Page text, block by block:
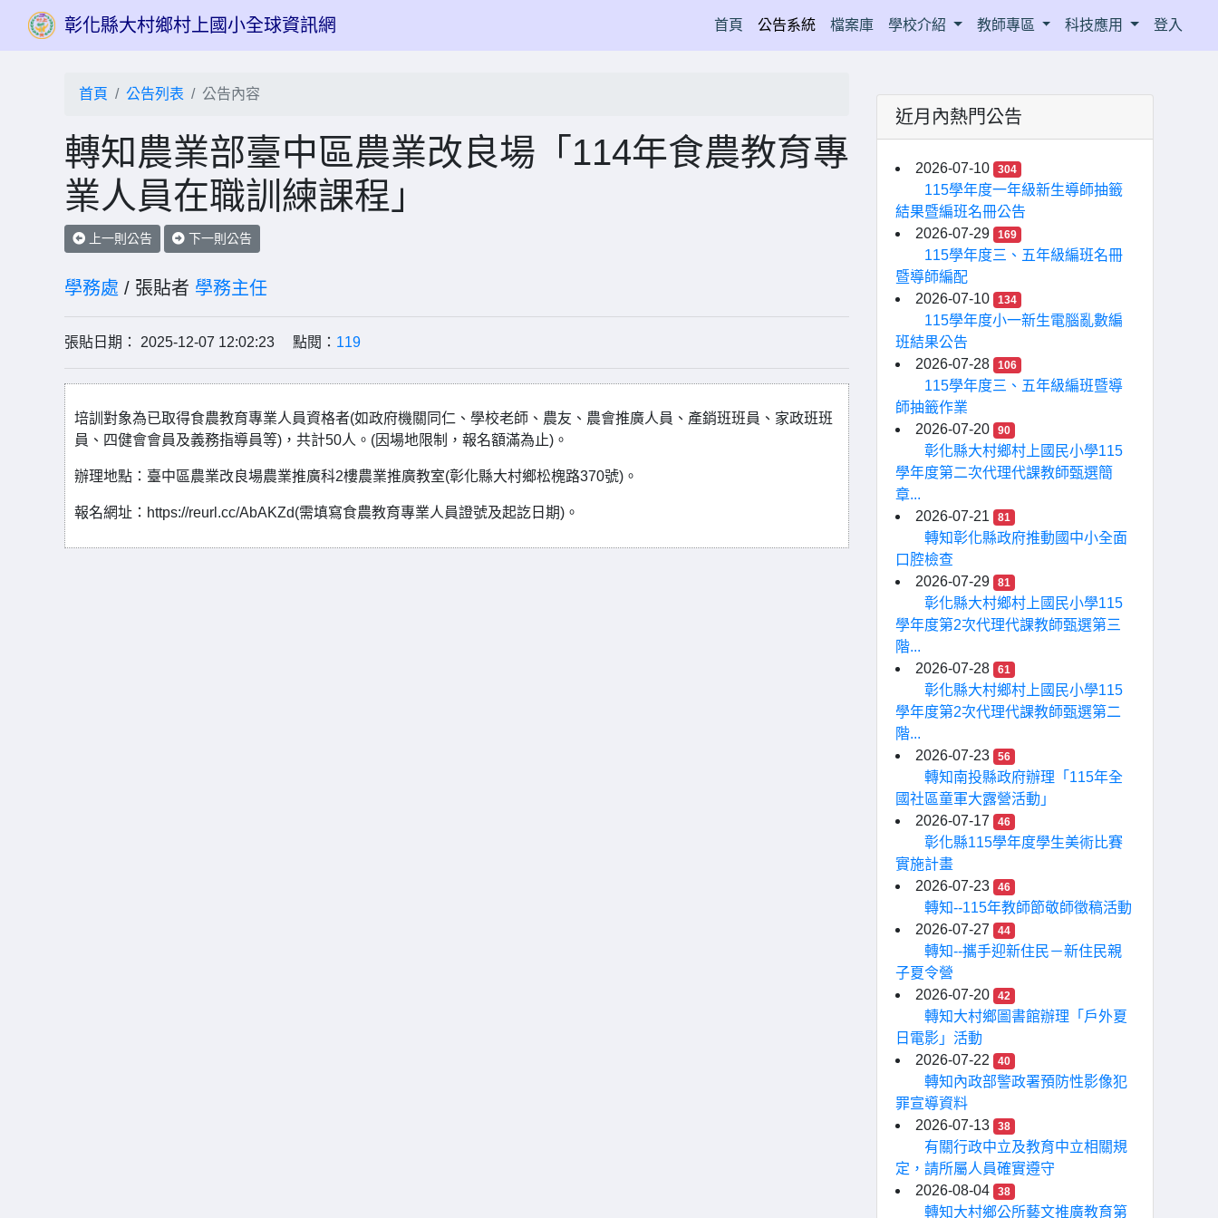
彰化縣大村鄉村上國小全球資訊網 首頁(current)
公告系統 檔案庫 學校介紹 教師專區 科技應用 登入
首頁 公告列表 公告內容
轉知農業部臺中區農業改良場「114年食農教育專
業人員在職訓練課程」
上一則公告 下一則公告
學務處 / 張貼者 學務主任
張貼日期： 2025-12-07 12:02:23 點閱： 119
培訓對象為已取得食農教育專業人員資格者(如政府機關同仁、學校老師、農友、農會推廣人員、產銷班班員、家政班班
員、四健會會員及義務指導員等)，共計50人。(因場地限制，報名額滿為止)。
辦理地點：臺中區農業改良場農業推廣科2樓農業推廣教室(彰化縣大村鄉松槐路370號)。
報名網址：https://reurl.cc/AbAKZd(需填寫食農教育專業人員證號及起訖日期)。
近月內熱門公告
2026-07-10 304
115學年度一年級新生導師抽籤
結果暨編班名冊公告
2026-07-29
169
115學年度三、五年級編班名冊
暨導師編配
2026-07-10
134
115學年度小一新生電腦亂數編
班結果公告
2026-07-28
106
115學年度三、五年級編班暨導
師抽籤作業
2026-07-20
90
彰化縣大村鄉村上國民小學115
學年度第二次代理代課教師甄選簡
章...
2026-07-21
81
轉知彰化縣政府推動國中小全面
口腔檢查
2026-07-29
81
彰化縣大村鄉村上國民小學115
學年度第2次代理代課教師甄選第三
階...
2026-07-28
61
彰化縣大村鄉村上國民小學115
學年度第2次代理代課教師甄選第二
階...
2026-07-23
56
轉知南投縣政府辦理「115年全
國社區童軍大露營活動」
2026-07-17
46
彰化縣115學年度學生美術比賽
實施計畫
2026-07-23
46
轉知--115年教師節敬師徵稿活動
2026-07-27
44
轉知--攜手迎新住民－新住民親
子夏令營
2026-07-20
42
轉知大村鄉圖書館辦理「戶外夏
日電影」活動
2026-07-22
40
轉知內政部警政署預防性影像犯
罪宣導資料
2026-07-13
38
有關行政中立及教育中立相關規
定，請所屬人員確實遵守
2026-08-04
38
轉知大村鄉公所藝文推廣教育第